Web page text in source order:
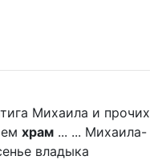
Михаила и прочих
храм ... ... Михаила-
владыка